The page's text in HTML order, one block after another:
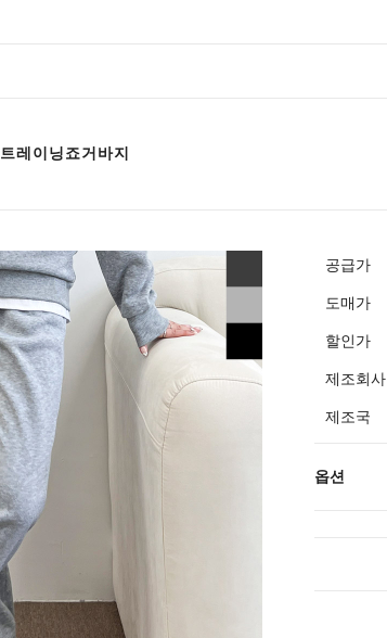
레이닝죠거바지
공급가
도매가
할인가
제조회사
제조국
옵션